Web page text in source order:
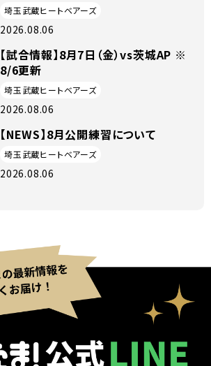
埼玉武蔵ヒートベアーズ
2026.08.06
【試合情報】8月7日（金）vs茨城AP ※
8/6更新
埼玉武蔵ヒートベアーズ
2026.08.06
【NEWS】8月公開練習について
埼玉武蔵ヒートベアーズ
2026.08.06